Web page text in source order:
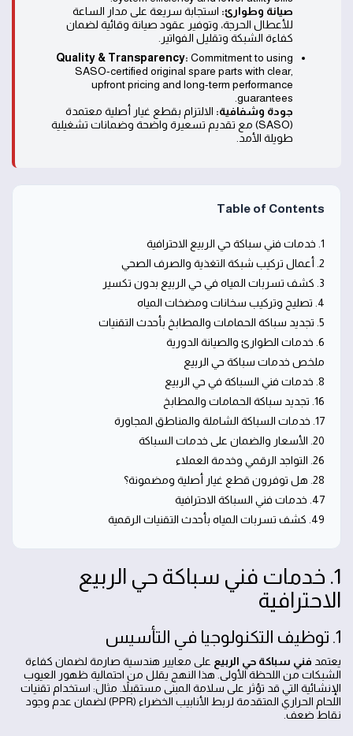
صيانة وطوارئ: استجابة سريعة على مدار الساعة
للأعطال الحرجة، وتوفير عقود صيانة وقائية لضمان
كفاءة الشبكة وتقليل الفواتير.
Quality & Transparency: Commitment to using
SASO-certified original spare parts with clear,
upfront pricing and long-term performance
guarantees.
جودة وشفافية: الالتزام بقطع غيار أصلية معتمدة
(SASO) مع تقديم تسعيرة واضحة وضمانات تشغيلية
طويلة الأمد.
Table of Contents
1. خدمات فني سباكة حي الربيع الاحترافية
2. أعمال تركيب شبكة التغذية والصرف الصحي
3. كشف تسربات المياه في حي الربيع بدون تكسير
4. تصليح وتركيب سخانات ومضخات المياه
5. تجديد سباكة الحمامات والمطابخ بأحدث التقنيات
6. خدمات الطوارئ والصيانة الدورية
ملخص خدمات سباكة حي الربيع
8. خدمات فني السباكة في حي الربيع
16. تجديد سباكة الحمامات والمطابخ
17. خدمات السباكة الشاملة والمناطق المجاورة
20. الأسعار والضمان على خدمات السباكة
26. التواجد الرقمي وخدمة العملاء
28. هل توفرون قطع غيار أصلية ومضمونة؟
47. خدمات فني السباكة الاحترافية
49. كشف تسربات المياه بأحدث التقنيات الرقمية
1. خدمات فني سباكة حي الربيع
الاحترافية
1. توظيف التكنولوجيا في التأسيس
يعتمد فني سباكة حي الربيع على معايير هندسية صارمة لضمان كفاءة
الشبكات من اللحظة الأولى. هذا النهج يقلل من احتمالية ظهور العيوب
الإنشائية التي قد تؤثر على سلامة المبنى مستقبلاً. مثال: استخدام تقنيات
اللحام الحراري المتقدمة لربط الأنابيب الخضراء (PPR) لضمان عدم وجود
نقاط ضعف.